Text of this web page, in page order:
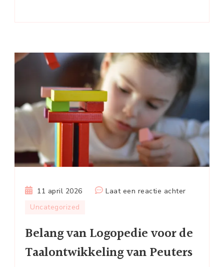
11 april 2026 Laat een reactie achterop
Logopedie
de
Uncategorized
Belang van Logopedie voor de
Taalontwikkeling van Peuters